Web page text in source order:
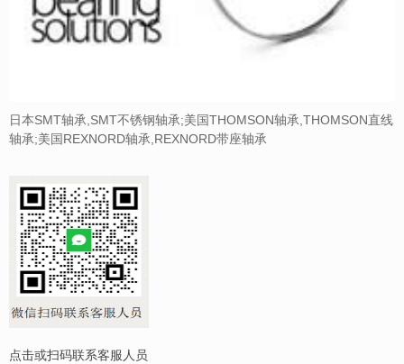
日本SMT轴承,SMT不锈钢轴承;美国THOMSON轴承,THOMSON直线
轴承;美国REXNORD轴承,REXNORD带座轴承
点击或扫码联系客服人员